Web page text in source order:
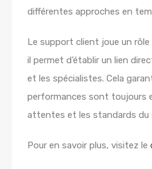
différentes approches en
Le support client joue un
il permet d’établir un lien
et les spécialistes. Cela
performances sont toujours
attentes et les standards du
Pour en savoir plus, visitez le